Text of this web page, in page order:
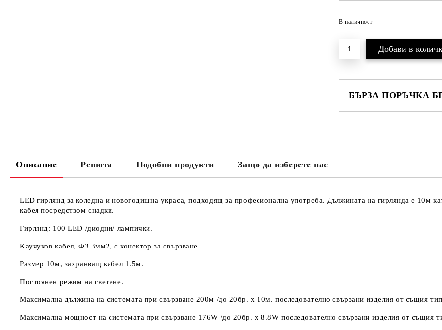
В наличност
БЪРЗА ПОРЪЧКА
проверете дали сте изписали
Натискайки бутона "Купи сега",
Описание Ревюта Подобни продукти Защо да изберете нас
LED гирлянд за коледна и новогодишна украса, подходящ за професионална употреба. Дължината на гирлянда е 10м
кабел посредством снадки.
Гирлянд: 100 LED /диодни/ лампички.
Kаучуков кабел, Ф3.3мм2, с конектор за свързване.
Размер 10м, захранващ кабел 1.5м.
Постоянен режим на светене.
Максимална дължина на системата при свързване 200м /до 20бр. х 10м. последователно свързани изделия от същия
Максимална мощност на системата при свързване 176W /до 20бр. х 8.8W последователно свързани изделия от същия